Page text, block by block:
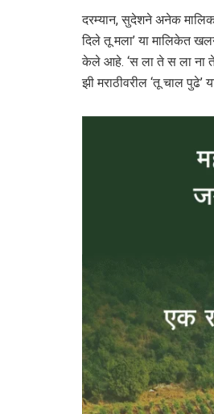
दरम्यान, सुदेशने अनेक
दिले तू मला’ या मालिकेत
केले आहे. ‘स ला ते स ला ना ते’,
झी मराठीवरील ‘तू चाल पुढे’